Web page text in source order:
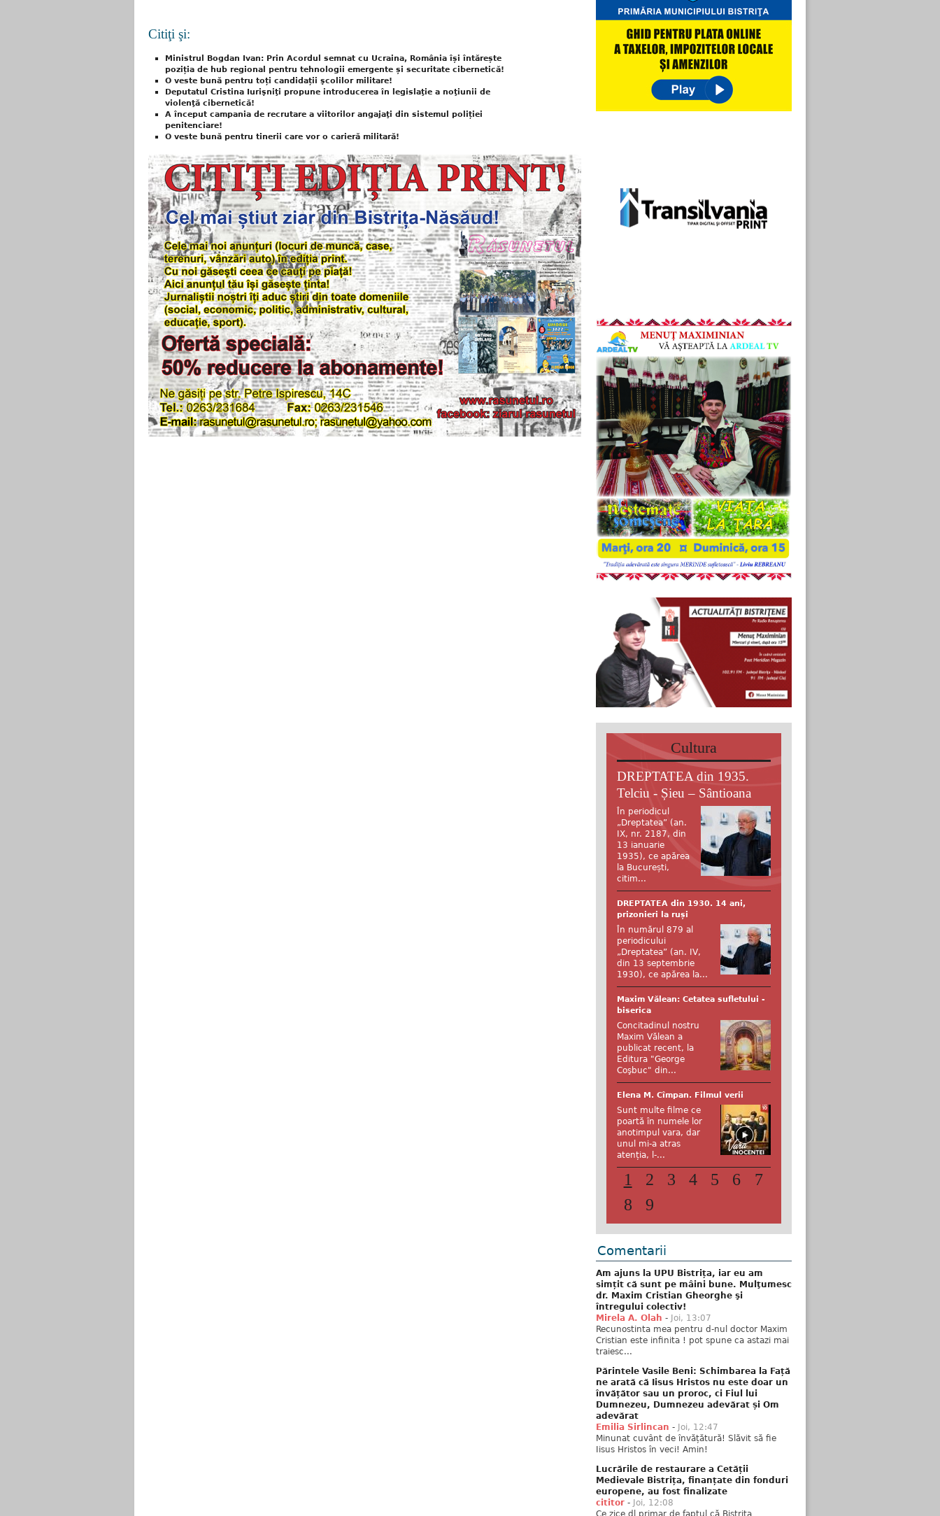
Citiţi şi:
Ministrul Bogdan Ivan: Prin Acordul semnat cu Ucraina, România își întărește
poziția de hub regional pentru tehnologii emergente și securitate cibernetică!
O veste bună pentru toți candidații şcolilor militare!
Deputatul Cristina Iurişniţi propune introducerea în legislaţie a noţiunii de
violenţă cibernetică!
A început campania de recrutare a viitorilor angajaţi din sistemul poliției
penitenciare!
O veste bună pentru tinerii care vor o carieră militară!
Cultura
DREPTATEA din 1935.
Telciu - Șieu – Sântioana
În periodicul
„Dreptatea” (an.
IX, nr. 2187, din
13 ianuarie
1935), ce apărea
la București,
citim...
DREPTATEA din 1930. 14 ani,
prizonieri la ruși
În numărul 879 al
periodicului
„Dreptatea” (an. IV,
din 13 septembrie
1930), ce apărea la...
Maxim Vălean: Cetatea sufletului -
biserica
Concitadinul nostru
Maxim Vălean a
publicat recent, la
Editura "George
Coşbuc" din...
Elena M. Cîmpan. Filmul verii
Sunt multe filme ce
poartă în numele lor
anotimpul vara, dar
unul mi-a atras
atenția, l-...
1 2 3 4 5 6
7
8
9
Comentarii
Am ajuns la UPU Bistrița, iar eu am
simțit că sunt pe mâini bune. Mulţumesc
dr. Maxim Cristian Gheorghe şi
întregului colectiv!
Mirela A. Olah - Joi, 13:07
Recunostinta mea pentru d-nul doctor Maxim
Cristian este infinita ! pot spune ca astazi mai
traiesc...
Părintele Vasile Beni: Schimbarea la Față
ne arată că Iisus Hristos nu este doar un
învățător sau un proroc, ci Fiul lui
Dumnezeu, Dumnezeu adevărat și Om
adevărat
Emilia Sirlincan - Joi, 12:47
Minunat cuvânt de învățătură! Slăvit să fie
Iisus Hristos în veci! Amin!
Lucrările de restaurare a Cetății
Medievale Bistrița, finanțate din fonduri
europene, au fost finalizate
cititor - Joi, 12:08
Ce zice dl primar de faptul că Bistrița